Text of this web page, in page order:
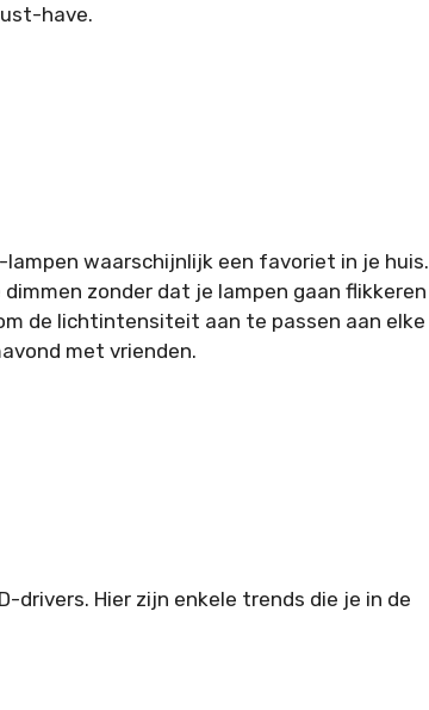
have.
waarschijnlijk een favoriet in je huis.
zonder dat je lampen gaan flikkeren
de lichtintensiteit aan te passen aan elke
met vrienden.
Hier zijn enkele trends die je in de